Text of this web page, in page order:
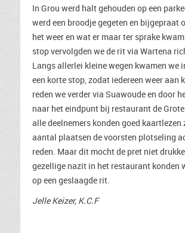
In Grou werd halt gehouden op een
werd een broodje gegeten en bijgepraat
het weer en wat er maar ter sprake
stop vervolgden we de rit via Wartena
Langs allerlei kleine wegen kwamen we
een korte stop, zodat iedereen weer aan
reden we verder via Suawoude en door
naar het eindpunt bij restaurant de
alle deelnemers konden goed kaartlezen
aantal plaatsen de voorsten plotseling
reden. Maar dit mocht de pret niet
gezellige nazit in het restaurant konden
op een geslaagde rit.
Jelle Keizer, K.C.F